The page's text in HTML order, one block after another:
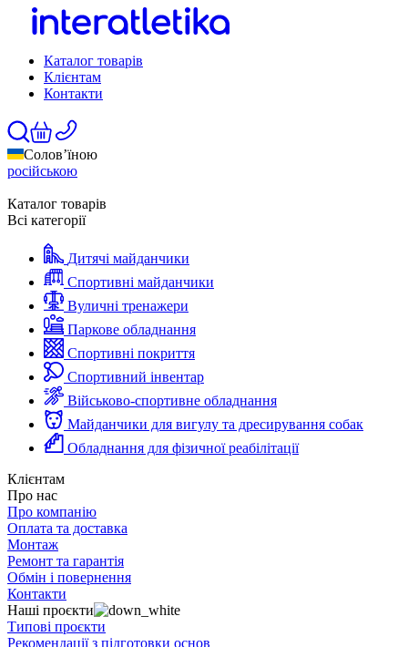
Каталог товарів
Клієнтам
Контакти
Солов’їною
російською
Каталог товарів
Всі категорії
Дитячі майданчики
Спортивні майданчики
Вуличні тренажери
Паркове обладнання
Спортивні покриття
Спортивний інвентар
Військово-спортивне обладнання
Майданчики для вигулу та дресирування собак
Обладнання для фізичної реабілітації
Клієнтам
Про нас
Про компанію
Оплата та доставка
Монтаж
Ремонт та гарантія
Обмін і повернення
Контакти
Наші проєкти
Типові проєкти
Рекомендації з підготовки основ